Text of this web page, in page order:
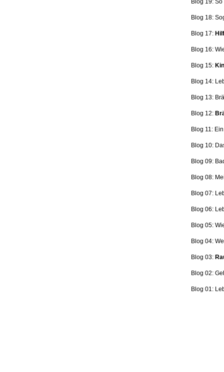
Blog 19:
Blog 18:
Blog 17:
Blog 16:
Blog 15:
Blog 14:
Blog 13:
Blog 12:
Blog 11:
Blog 10:
Blog 09:
Blog 08:
Blog 07:
Blog 06:
Blog 05:
Blog 04:
Blog 03:
Blog 02:
Blog 01: